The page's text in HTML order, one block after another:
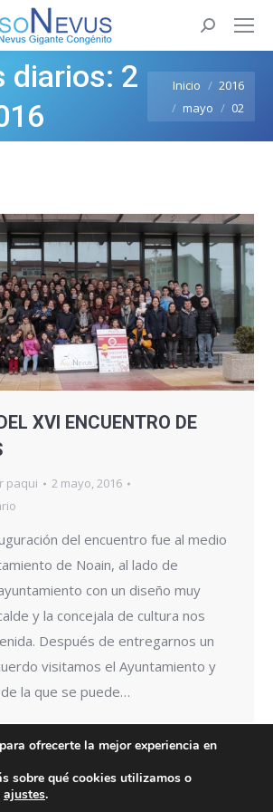
Buscar:
diarios: 2
Estás aquí:
Inicio
2016
mayo
02
XVI ENCUENTRO DE
paqui
2 mayo, 2016
del encuentro fue al medio
de Noain, al lado de
con un diseño muy
y la concejala de cultura nos
Después de entregarnos un
visitamos el Ayuntamiento y
la que se puede…
ofrecerte la mejor experiencia en
sobre qué cookies utilizamos o
ajustes.